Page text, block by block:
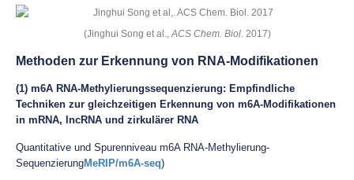
(Jinghui Song et al., ACS Chem. Biol. 2017)
Methoden zur Erkennung von RNA-Modifikationen
(1) m6A RNA-Methylierungssequenzierung: Empfindliche
Techniken zur gleichzeitigen Erkennung von m6A-Modifikationen
in mRNA, lncRNA und zirkulärer RNA
Quantitative und Spurenniveau m6A RNA-Methylierung-
SequenzierungMeRIP/m6A-seq)